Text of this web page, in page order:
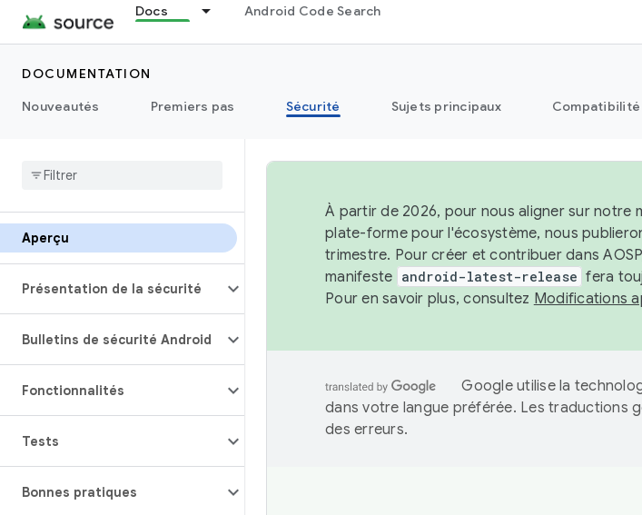
Docs Android Code Search
DOCUMENTATION
Nouveautés
Premiers pas Sécurité Sujets principaux Compatibilité
Aperçu
Présentation de la sécurité
Bulletins de sécurité Android
Fonctionnalités
Tests
Bonnes pratiques
À partir de 2026, pour nous aligner sur notre
plate-forme pour l'écosystème, nous
trimestre. Pour créer et contribuer dans
manifeste android-latest-release fera
Pour en savoir plus, consultez Modifications
Google utilise la
dans votre langue préférée. Les traductions
des erreurs.